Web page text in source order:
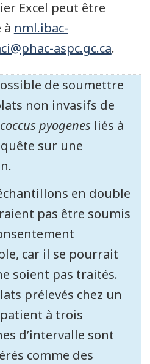
Excel peut être
à nml.ibac-
aspc.gc.ca.
de soumettre
non invasifs de
pyogenes liés à
sur une
en double
pas être soumis
car il se pourrait
soient pas traités.
prélevés chez un
à trois
d’intervalle sont
comme des